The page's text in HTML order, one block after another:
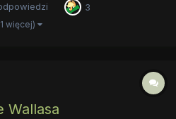
Transformers, o której chyba
Jak zawsze, ser...
3
więcej)
Wallasa